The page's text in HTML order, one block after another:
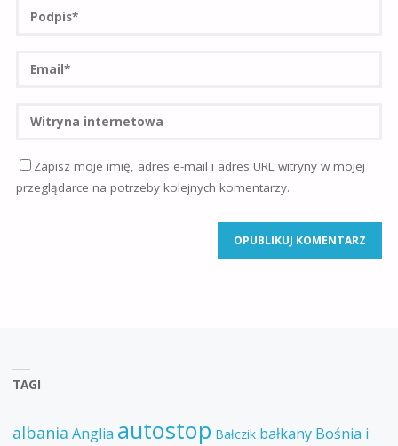
Zapisz moje imię, adres e-mail i adres URL witryny w mojej
przeglądarce na potrzeby kolejnych komentarzy.
TAGI
albania Anglia autostop Bałczik bałkany Bośnia i